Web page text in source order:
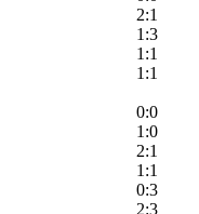
2:1
1:3
1:1
1:1
0:0
1:0
2:1
1:1
0:3
2:3